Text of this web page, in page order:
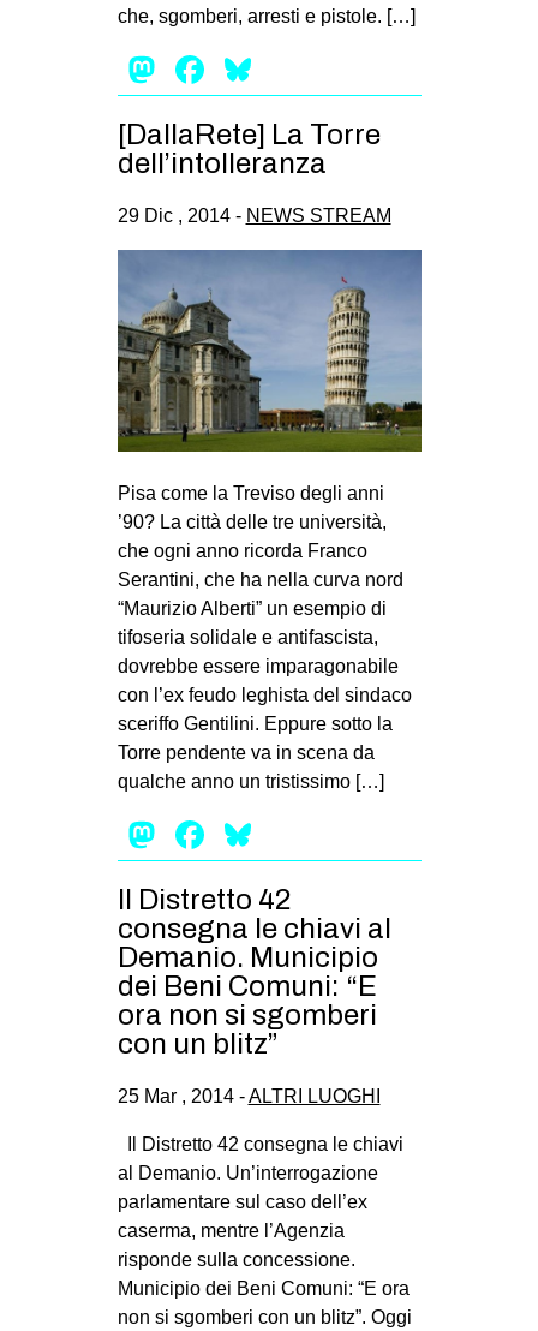
ms
che, sgom­beri, arre­sti e pistole. […]
Mastodon
Facebook
[DallaRete] La Torre
dell’intolleranza
29 Dic , 2014 - NEWS STREAM
Pisa come la Tre­viso degli anni
’90? La città delle tre uni­ver­sità,
che ogni anno ricorda Franco
Seran­tini, che ha nella curva nord
“Mau­ri­zio Alberti” un esem­pio di
tifo­se­ria soli­dale e anti­fa­sci­sta,
dovrebbe essere impa­ra­go­na­bile
con l’ex feudo leghi­sta del sin­daco
sce­riffo Gen­ti­lini. Eppure sotto la
Torre pen­dente va in scena da
qual­che anno un tri­stis­simo […]
Mastodon
Facebook
Il Distretto 42
consegna le chiavi al
Demanio. Municipio
dei Beni Comuni: “E
ora non si sgomberi
con un blitz”
25 Mar , 2014 -ALTRI LUOGHI
Il Distretto 42 consegna le chiavi
al Demanio. Un’interrogazione
parlamentare sul caso dell’ex
caserma, mentre l’Agenzia
risponde sulla concessione.
Municipio dei Beni Comuni: “E ora
non si sgomberi con un blitz”. Oggi